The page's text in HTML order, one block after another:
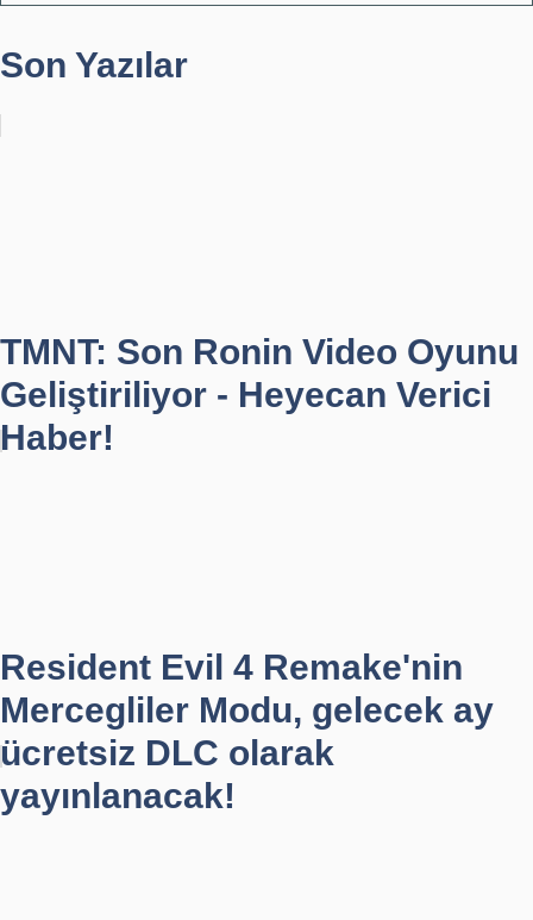
Son Yazılar
TMNT: Son Ronin Video Oyunu
Geliştiriliyor - Heyecan Verici
Haber!
Resident Evil 4 Remake'nin
Mercegliler Modu, gelecek ay
ücretsiz DLC olarak
yayınlanacak!